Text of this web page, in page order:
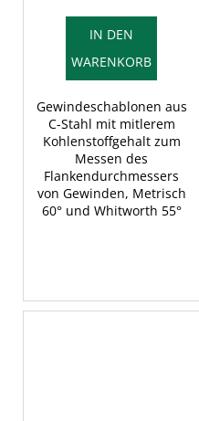
IN DEN
WARENKORB
Gewindeschablonen aus
C-Stahl mit mitlerem
Kohlenstoffgehalt zum
Messen des
Flankendurchmessers
von Gewinden, Metrisch
60° und Whitworth 55°